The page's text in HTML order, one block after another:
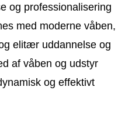
og professionalisering
med moderne våben,
elitær uddannelse og
af våben og udstyr
og effektivt